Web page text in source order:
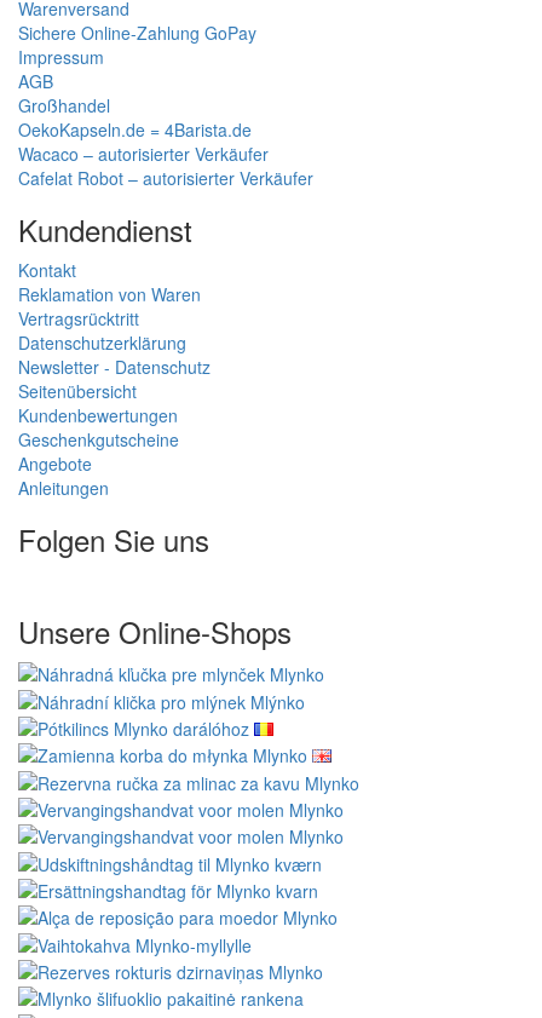
Warenversand
Sichere Online-Zahlung GoPay
Impressum
AGB
Großhandel
OekoKapseln.de = 4Barista.de
Wacaco – autorisierter Verkäufer
Cafelat Robot – autorisierter Verkäufer
Kundendienst
Kontakt
Reklamation von Waren
Vertragsrücktritt
Datenschutzerklärung
Newsletter - Datenschutz
Seitenübersicht
Kundenbewertungen
Geschenkgutscheine
Angebote
Anleitungen
Folgen Sie uns
Unsere Online-Shops